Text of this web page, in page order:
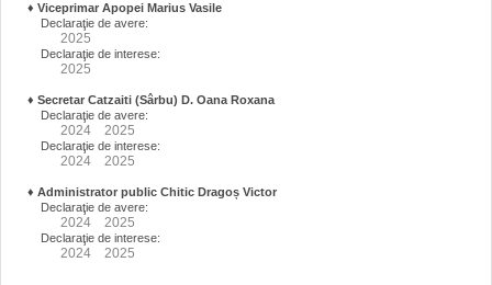
♦ Viceprimar Apopei Marius Vasile
Declaraţie de avere:
2025
Declaraţie de interese:
2025
♦ Secretar Catzaiti (Sârbu) D. Oana Roxana
Declaraţie de avere:
2024 2025
Declaraţie de interese:
2024 2025
♦ Administrator public Chitic Dragoș Victor
Declaraţie de avere:
2024 2025
Declaraţie de interese:
2024 2025